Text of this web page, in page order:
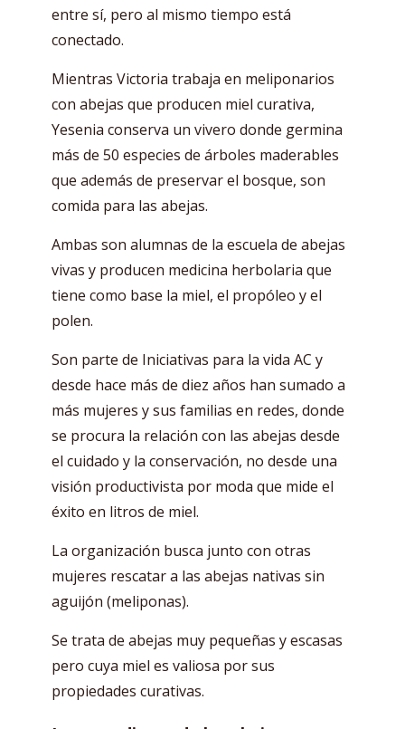
entre sí, pero al mismo tiempo está
conectado.
Mientras Victoria trabaja en meliponarios
con abejas que producen miel curativa,
Yesenia conserva un vivero donde germina
más de 50 especies de árboles maderables
que además de preservar el bosque, son
comida para las abejas.
Ambas son alumnas de la escuela de abejas
vivas y producen medicina herbolaria que
tiene como base la miel, el propóleo y el
polen.
Son parte de Iniciativas para la vida AC y
desde hace más de diez años han sumado a
más mujeres y sus familias en redes, donde
se procura la relación con las abejas desde
el cuidado y la conservación, no desde una
visión productivista por moda que mide el
éxito en litros de miel.
La organización busca junto con otras
mujeres rescatar a las abejas nativas sin
aguijón (meliponas).
Se trata de abejas muy pequeñas y escasas
pero cuya miel es valiosa por sus
propiedades curativas.